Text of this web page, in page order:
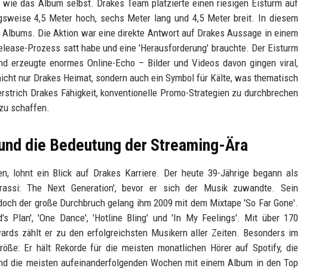
das Album selbst. Drakes Team platzierte einen riesigen Eisturm auf
4,5 Meter hoch, sechs Meter lang und 4,5 Meter breit. In diesem
Die Aktion war eine direkte Antwort auf Drakes Aussage in einem
Prozess satt habe und eine 'Herausforderung' brauchte. Der Eisturm
erzeugte enormes Online-Echo – Bilder und Videos davon gingen viral,
nur Drakes Heimat, sondern auch ein Symbol für Kälte, was thematisch
Drakes Fähigkeit, konventionelle Promo-Strategien zu durchbrechen
schaffen.
die Bedeutung der Streaming-Ära
lohnt ein Blick auf Drakes Karriere. Der heute 39-Jährige begann als
The Next Generation', bevor er sich der Musik zuwandte. Sein
der große Durchbruch gelang ihm 2009 mit dem Mixtape 'So Far Gone'.
Plan', 'One Dance', 'Hotline Bling' und 'In My Feelings'. Mit über 170
zählt er zu den erfolgreichsten Musikern aller Zeiten. Besonders im
Er hält Rekorde für die meisten monatlichen Hörer auf Spotify, die
die meisten aufeinanderfolgenden Wochen mit einem Album in den Top